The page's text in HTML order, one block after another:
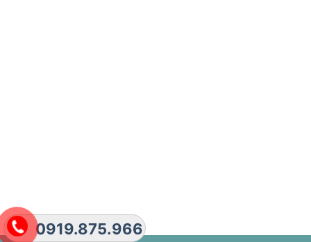
0919.875.966